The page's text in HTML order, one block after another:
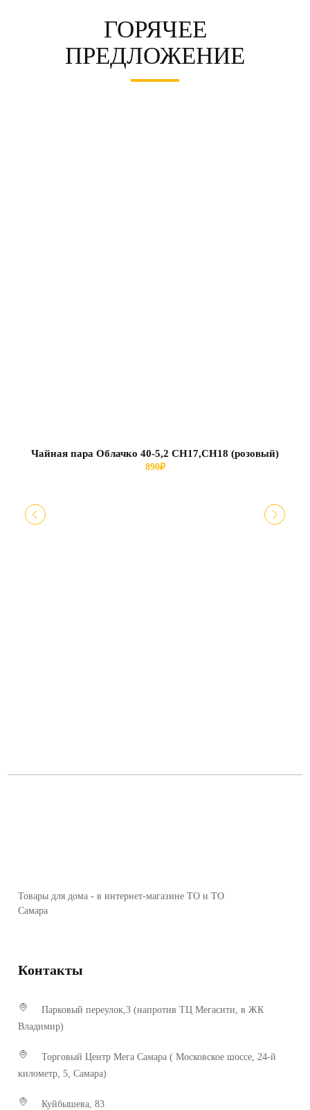
ГОРЯЧЕЕ
ПРЕДЛОЖЕНИЕ
Чайная пара Облачко 40-5,2 СН17,СН18 (розовый)
890₽
Товары для дома - в интернет-магазине ТО и ТО
Самара
Контакты
Парковый переулок,3 (напротив ТЦ Мегасити, в ЖК
Владимир)
Торговый Центр Мега Самара ( Московское шоссе, 24-й
километр, 5, Самара)
Куйбышева, 83